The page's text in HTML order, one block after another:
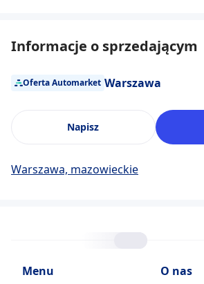
Informacje o sprzedającym
Oferta Automarket Warszawa
Napisz
Warszawa, mazowieckie
Menu O nas